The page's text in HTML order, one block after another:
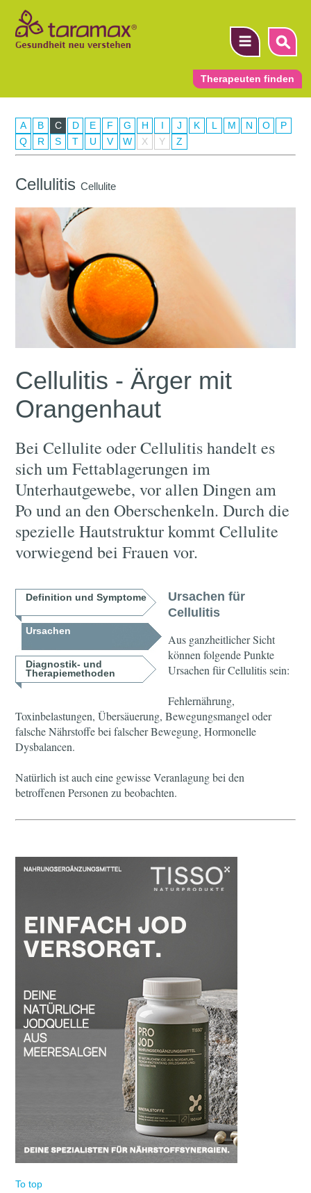
Therapeuten finden
A B C D E F G H I J K L M N O
P
Q
R S T U V W X Y Z
CellulitisCellulite
Cellulitis - Ärger mit
Orangenhaut
Bei Cellulite oder Cellulitis handelt es
sich um Fettablagerungen im
Unterhautgewebe, vor allen Dingen am
Po und an den Oberschenkeln. Durch die
spezielle Hautstruktur kommt Cellulite
vorwiegend bei Frauen vor.
Definition und Symptome
Ursachen
Diagnostik- und
Therapiemethoden
Ursachen für
Cellulitis
Aus ganzheitlicher Sicht
können folgende Punkte
Ursachen für Cellulitis sein:
Fehlernährung,
Toxinbelastungen, Übersäuerung, Bewegungsmangel oder
falsche Nährstoffe bei falscher Bewegung, Hormonelle
Dysbalancen.
Natürlich ist auch eine gewisse Veranlagung bei den
betroffenen Personen zu beobachten.
To top